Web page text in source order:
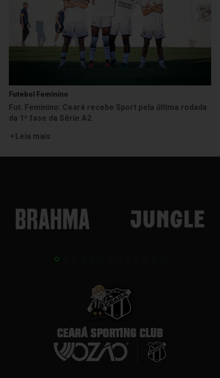
Futebol Feminino
Fut. Feminino: Ceará recebe Sport pela última rodada
da 1ª fase da Série A2
Leia mais
CEARÁ SPORTING CLUB